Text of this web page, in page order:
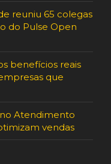
reuniu 65 colegas
do Pulse Open
benefícios reais
que
Atendimento
vendas